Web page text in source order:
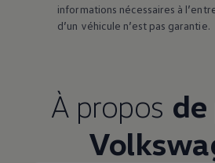
informations nécessaires à
d’un véhicule n’est pas garantie.
À propos de